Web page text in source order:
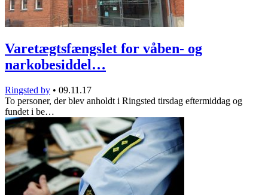
Varetægtsfængslet for våben- og
narkobesiddel…
Ringsted by • 09.11.17
To personer, der blev anholdt i Ringsted tirsdag eftermiddag og
fundet i be…